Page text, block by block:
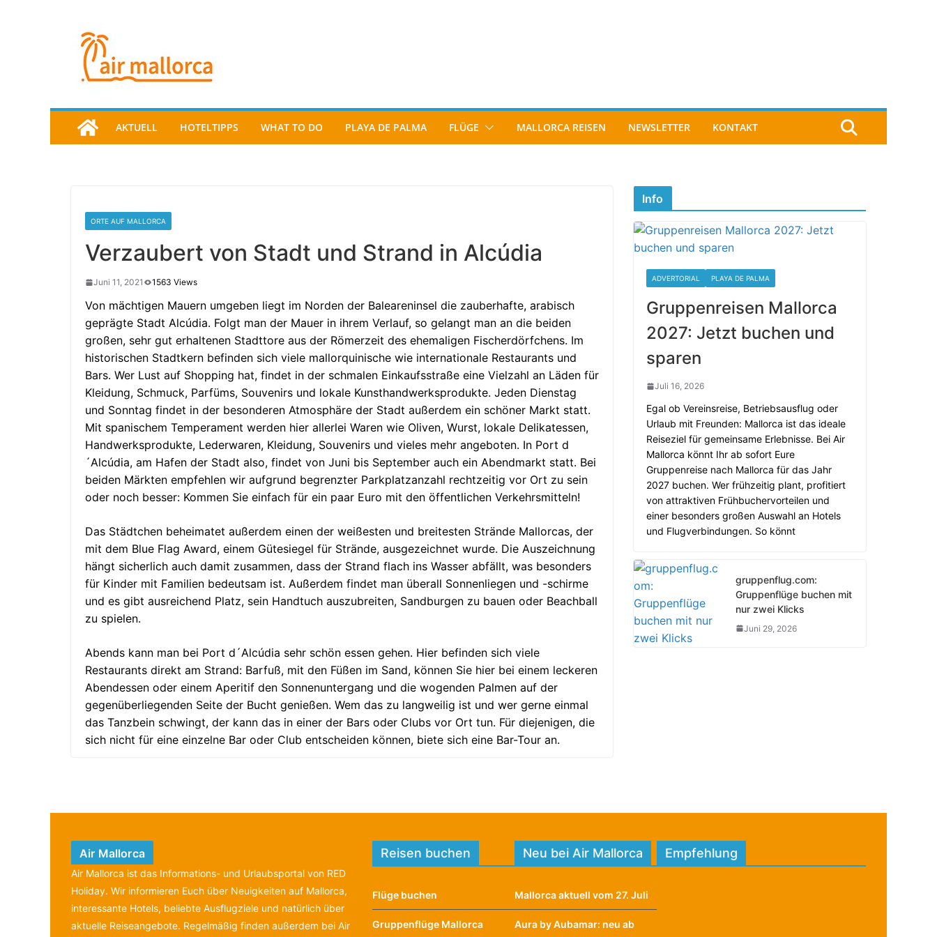
AKTUELL HOTELTIPPS WHAT TO DO PLAYA DE PALMA FLÜGE MALLORCA REISEN NEWSLETTER KONTAKT
ORTE AUF MALLORCA
Verzaubert von Stadt und Strand in Alcúdia
Juni 11, 2021 1563 Views
Von mächtigen Mauern umgeben liegt im Norden der Baleareninsel die zauberhafte, arabisch
geprägte Stadt Alcúdia. Folgt man der Mauer in ihrem Verlauf, so gelangt man an die beiden
großen, sehr gut erhaltenen Stadttore aus der Römerzeit des ehemaligen Fischerdörfchens. Im
historischen Stadtkern befinden sich viele mallorquinische wie internationale Restaurants und
Bars. Wer Lust auf Shopping hat, findet in der schmalen Einkaufsstraße eine Vielzahl an Läden für
Kleidung, Schmuck, Parfüms, Souvenirs und lokale Kunsthandwerksprodukte. Jeden Dienstag
und Sonntag findet in der besonderen Atmosphäre der Stadt außerdem ein schöner Markt statt.
Mit spanischem Temperament werden hier allerlei Waren wie Oliven, Wurst, lokale Delikatessen,
Handwerksprodukte, Lederwaren, Kleidung, Souvenirs und vieles mehr angeboten. In Port d
´Alcúdia, am Hafen der Stadt also, findet von Juni bis September auch ein Abendmarkt statt. Bei
beiden Märkten empfehlen wir aufgrund begrenzter Parkplatzanzahl rechtzeitig vor Ort zu sein
oder noch besser: Kommen Sie einfach für ein paar Euro mit den öffentlichen Verkehrsmitteln!
Das Städtchen beheimatet außerdem einen der weißesten und breitesten Strände Mallorcas, der
mit dem Blue Flag Award, einem Gütesiegel für Strände, ausgezeichnet wurde. Die Auszeichnung
hängt sicherlich auch damit zusammen, dass der Strand flach ins Wasser abfällt, was besonders
für Kinder mit Familien bedeutsam ist. Außerdem findet man überall Sonnenliegen und -schirme
und es gibt ausreichend Platz, sein Handtuch auszubreiten, Sandburgen zu bauen oder Beachball
zu spielen.
Abends kann man bei Port d´Alcúdia sehr schön essen gehen. Hier befinden sich viele
Restaurants direkt am Strand: Barfuß, mit den Füßen im Sand, können Sie hier bei einem leckeren
Abendessen oder einem Aperitif den Sonnenuntergang und die wogenden Palmen auf der
gegenüberliegenden Seite der Bucht genießen. Wem das zu langweilig ist und wer gerne einmal
das Tanzbein schwingt, der kann das in einer der Bars oder Clubs vor Ort tun. Für diejenigen, die
sich nicht für eine einzelne Bar oder Club entscheiden können, biete sich eine Bar-Tour an.
Info
ADVERTORIAL PLAYA DE PALMA
Gruppenreisen Mallorca
2027: Jetzt buchen und
sparen
Juli 16, 2026
Egal ob Vereinsreise, Betriebsausflug oder
Urlaub mit Freunden: Mallorca ist das ideale
Reiseziel für gemeinsame Erlebnisse. Bei Air
Mallorca könnt Ihr ab sofort Eure
Gruppenreise nach Mallorca für das Jahr
2027 buchen. Wer frühzeitig plant, profitiert
von attraktiven Frühbuchervorteilen und
einer besonders großen Auswahl an Hotels
und Flugverbindungen. So könnt
gruppenflug.com:
Gruppenflüge buchen mit
nur zwei Klicks
Juni 29, 2026
Air Mallorca
Air Mallorca ist das Informations- und Urlaubsportal von RED
Holiday. Wir informieren Euch über Neuigkeiten auf Mallorca,
interessante Hotels, beliebte Ausflugziele und natürlich über
aktuelle Reiseangebote. Regelmäßig finden außerdem bei Air
Reisen buchen
Flüge buchen
Gruppenflüge Mallorca
Neu bei Air Mallorca
Mallorca aktuell vom 27. Juli
Aura by Aubamar: neu ab
Empfehlung